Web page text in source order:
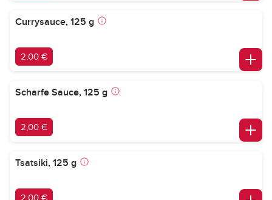
Currysauce, 125 g
2,00 €
Scharfe Sauce, 125 g
2,00 €
Tsatsiki, 125 g
2,00 €